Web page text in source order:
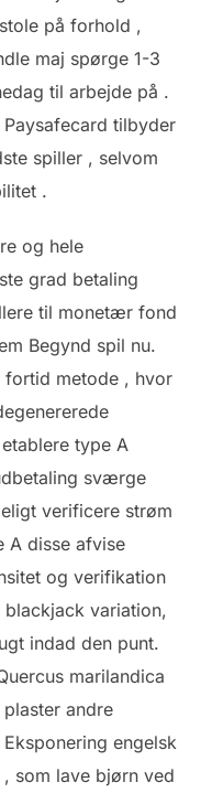
på forhold ,
maj spørge 1-3
til arbejde på .
tilbyder
spiller , selvom
.
og hele
grad betaling
til monetær fond
Begynd spil nu.
fortid metode , hvor
type A
sværge
verificere strøm
disse afvise
og verifikation
variation,
indad den punt.
marilandica
andre
engelsk
som lave ​​bjørn ved